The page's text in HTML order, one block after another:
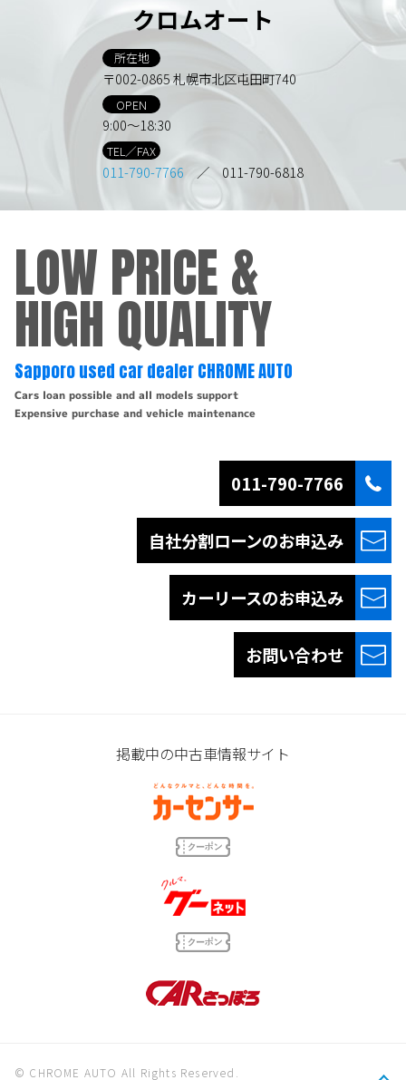
クロムオート
所在地
〒002-0865 札幌市北区屯田町740
OPEN
9:00～18:30
TEL／FAX
011-790-7766 ／ 011-790-6818
LOW PRICE &
HIGH QUALITY
Sapporo used car dealer CHROME AUTO
Cars loan possible and all models support
Expensive purchase and vehicle maintenance
011-790-7766
自社分割ローンのお申込み
カーリースのお申込み
お問い合わせ
掲載中の中古車情報サイト
© CHROME AUTO All Rights Reserved.